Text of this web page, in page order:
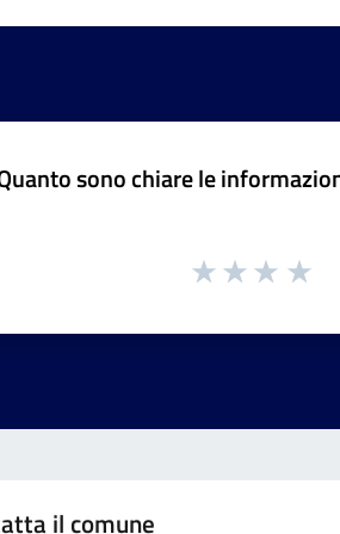
sono chiare le
il comune